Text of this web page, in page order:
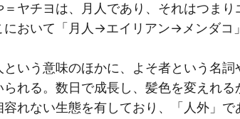
ヤチヨは、月人であり、それはつまり
において「月人→エイリアン→メンダコ
いう意味のほかに、よそ者という名詞
れる。数日で成長し、髪色を変えれる
れない生態を有しており、「人外」で